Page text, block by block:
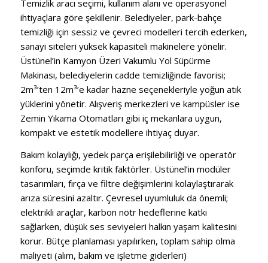
Temizlik aracı seçimi, kullanım alanı ve operasyonel
ihtiyaçlara göre şekillenir. Belediyeler, park-bahçe
temizliği için sessiz ve çevreci modelleri tercih ederken,
sanayi siteleri yüksek kapasiteli makinelere yönelir.
Üstünel’in Kamyon Üzeri Vakumlu Yol Süpürme
Makinası, belediyelerin cadde temizliğinde favorisi;
2m³’ten 12m³’e kadar hazne seçenekleriyle yoğun atık
yüklerini yönetir. Alışveriş merkezleri ve kampüsler ise
Zemin Yıkama Otomatları gibi iç mekanlara uygun,
kompakt ve estetik modellere ihtiyaç duyar.
Bakım kolaylığı, yedek parça erişilebilirliği ve operatör
konforu, seçimde kritik faktörler. Üstünel’in modüler
tasarımları, fırça ve filtre değişimlerini kolaylaştırarak
arıza süresini azaltır. Çevresel uyumluluk da önemli;
elektrikli araçlar, karbon nötr hedeflerine katkı
sağlarken, düşük ses seviyeleri halkın yaşam kalitesini
korur. Bütçe planlaması yapılırken, toplam sahip olma
maliyeti (alım, bakım ve işletme giderleri)